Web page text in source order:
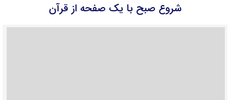
شروع صبح با یک صفحه از قرآن